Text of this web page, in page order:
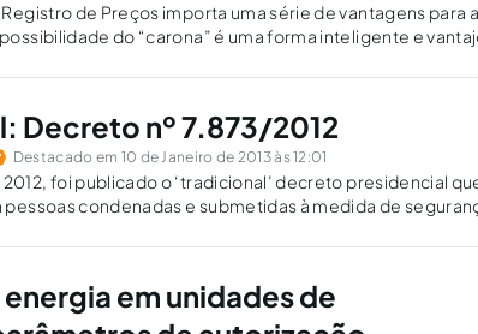
de Preços importa uma série de vantagens para
do “carona” é uma forma inteligente e
Decreto nº 7.873/2012
Destacado em 10 de Janeiro de 2013 às 12:01
foi publicado o ‘tradicional’ decreto presidencial
condenadas e submetidas à medida de
em unidades de